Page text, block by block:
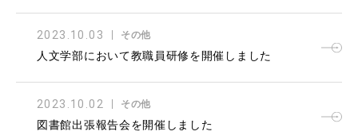
2023.10.03 その他
人文学部において教職員研修を開催しました
2023.10.02 その他
図書館出張報告会を開催しました